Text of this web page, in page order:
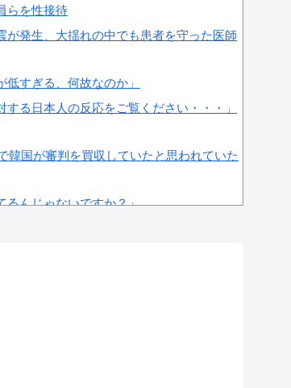
らを性接待
発生、大揺れの中でも患者を守った医師
すぎる、何故なのか」
る日本人の反応をご覧ください・・・」
韓国が審判を買収していたと思われていた
るんじゃないですか？」